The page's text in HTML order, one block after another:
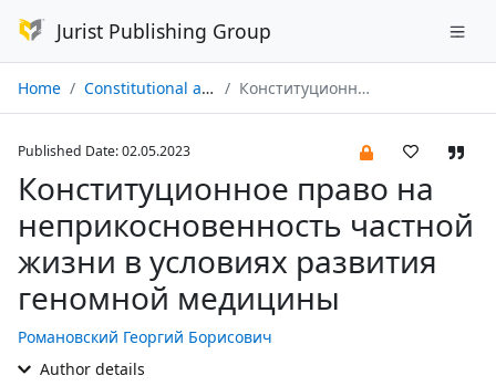
Jurist Publishing Group
Home Constitutional and Municipal Law № 05/2023 Конституционное право на неприкосновенность частной жизни в условиях развития геномной медицины
Published Date: 02.05.2023
Конституционное право на
неприкосновенность частной
жизни в условиях развития
геномной медицины
Романовский Георгий Борисович
Author details